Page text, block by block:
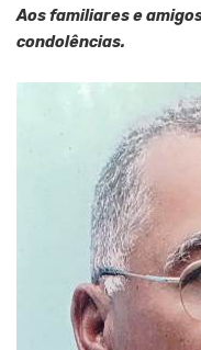
Aos familiares e
condolências.